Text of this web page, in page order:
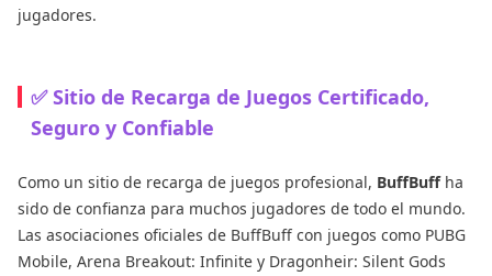
jugadores.
✅ Sitio de Recarga de Juegos Certificado,
Seguro y Confiable
Como un sitio de recarga de juegos profesional, BuffBuff ha
sido de confianza para muchos jugadores de todo el mundo.
Las asociaciones oficiales de BuffBuff con juegos como PUBG
Mobile, Arena Breakout: Infinite y Dragonheir: Silent Gods